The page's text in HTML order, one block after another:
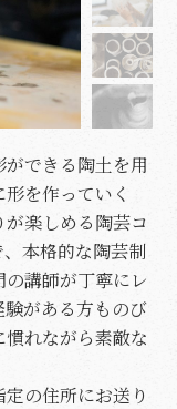
できる陶土を用
を作っていく
が楽しめる陶芸コ
本格的な陶芸制
講師が丁寧にレ
がある方ものび
れながら素敵な
の住所にお送り